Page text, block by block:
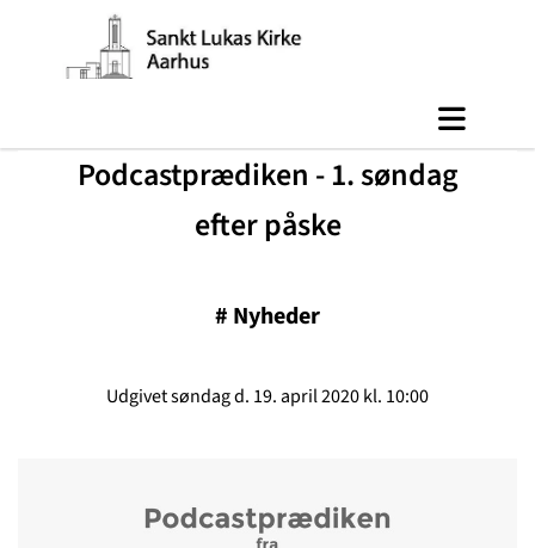
Podcastprædiken - 1. søndag
efter påske
# Nyheder
Udgivet søndag d. 19. april 2020 kl. 10:00